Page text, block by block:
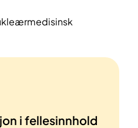
i fellesinnhold